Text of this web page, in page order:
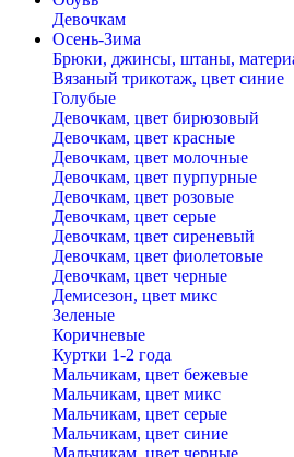
Девочкам
Осень-Зима
Брюки, джинсы, штаны,
Вязаный трикотаж, цвет синие
Голубые
Девочкам, цвет бирюзовый
Девочкам, цвет красные
Девочкам, цвет молочные
Девочкам, цвет пурпурные
Девочкам, цвет розовые
Девочкам, цвет серые
Девочкам, цвет сиреневый
Девочкам, цвет фиолетовые
Девочкам, цвет черные
Демисезон, цвет микс
Зеленые
Коричневые
Куртки 1-2 года
Мальчикам, цвет бежевые
Мальчикам, цвет микс
Мальчикам, цвет серые
Мальчикам, цвет синие
Мальчикам, цвет черные